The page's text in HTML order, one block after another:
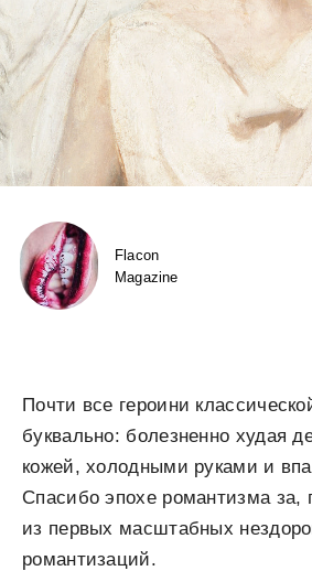
Flacon
Magazine
Почти все героини
буквально: болезненно худая
кожей, холодными руками и
Спасибо эпохе романтизма за,
из первых масштабных
романтизаций.